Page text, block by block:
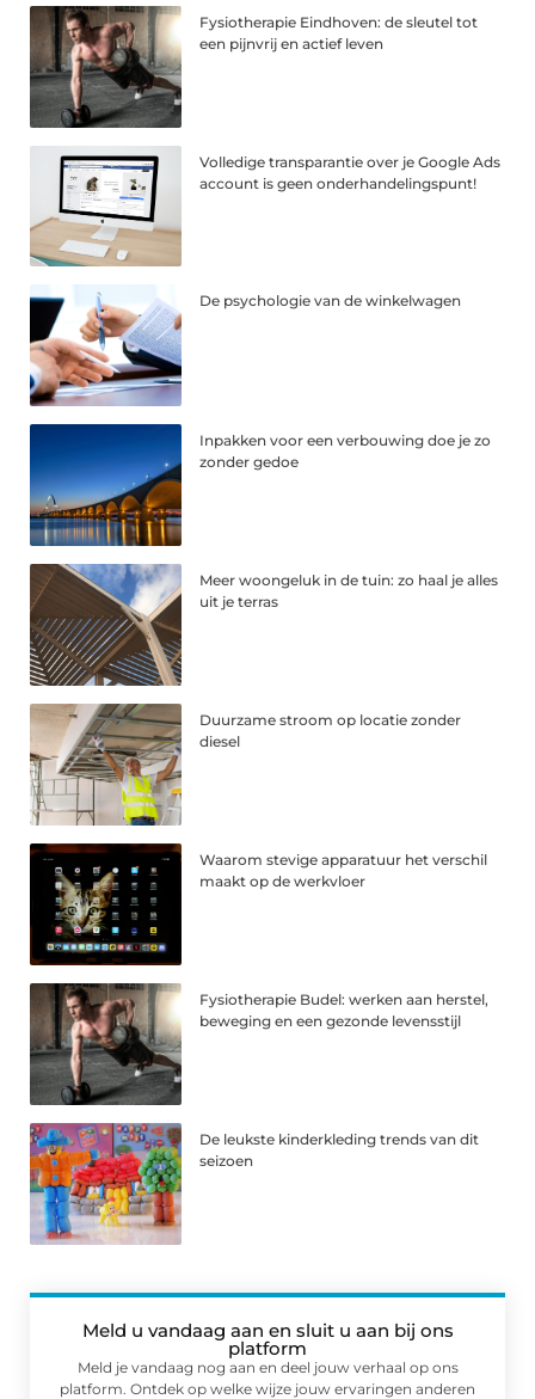
Fysiotherapie Eindhoven: de sleutel tot
een pijnvrij en actief leven
Volledige transparantie over je Google Ads
account is geen onderhandelingspunt!
De psychologie van de winkelwagen
Inpakken voor een verbouwing doe je zo
zonder gedoe
Meer woongeluk in de tuin: zo haal je alles
uit je terras
Duurzame stroom op locatie zonder
diesel
Waarom stevige apparatuur het verschil
maakt op de werkvloer
Fysiotherapie Budel: werken aan herstel,
beweging en een gezonde levensstijl
De leukste kinderkleding trends van dit
seizoen
Meld u vandaag aan en sluit u aan bij ons
platform
Meld je vandaag nog aan en deel jouw verhaal op ons
platform. Ontdek op welke wijze jouw ervaringen anderen